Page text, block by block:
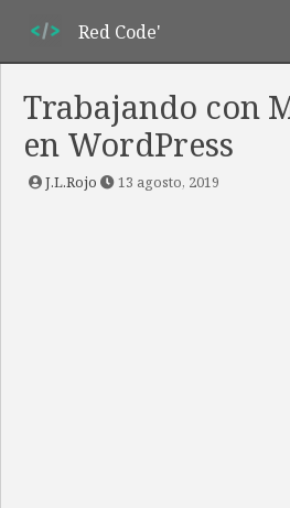
Red Code'
Trabajando con
en WordPress
J.L.Rojo 13 agosto, 2019